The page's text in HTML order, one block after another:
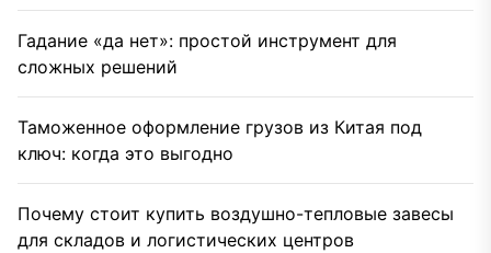
Гадание «да нет»: простой инструмент для
сложных решений
Таможенное оформление грузов из Китая под
ключ: когда это выгодно
Почему стоит купить воздушно-тепловые завесы
для складов и логистических центров